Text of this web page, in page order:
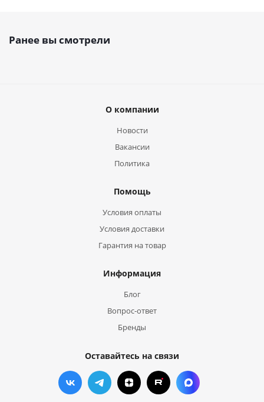
Ранее вы смотрели
О компании
Новости
Вакансии
Политика
Помощь
Условия оплаты
Условия доставки
Гарантия на товар
Информация
Блог
Вопрос-ответ
Бренды
Оставайтесь на связи